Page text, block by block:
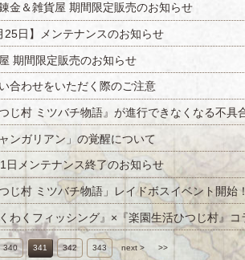
金＆雑貨屋 期間限定販売のお知らせ
25日】メンテナンスのお知らせ
期間限定販売のお知らせ
合わせをいただく際のご注意
ャンガリアン」の覚醒について
日メンテナンス終了のお知らせ
つじ村 ミツバチ物語」レイドボスイベント開始！
340 341 342 343 next > >>